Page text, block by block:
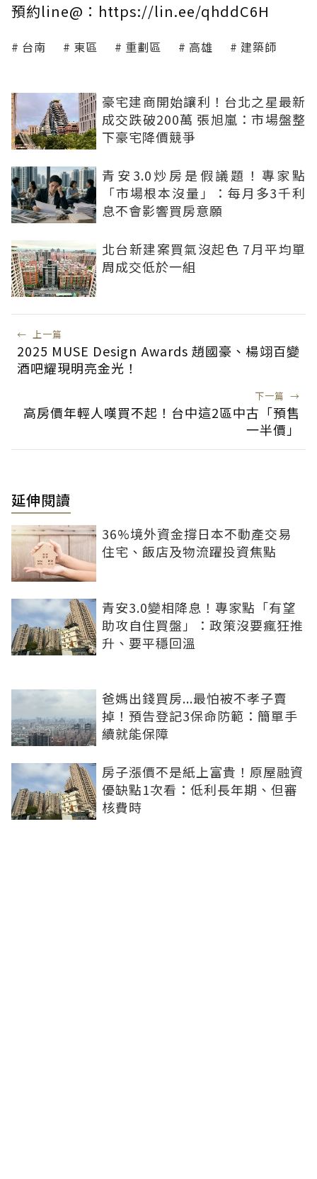
預約line@：https://lin.ee/qhddC6H
台南 東區 重劃區 高雄 建築師
豪宅建商開始讓利！台北之星最新
成交跌破200萬 張旭嵐：市場盤整
下豪宅降價競爭
青安3.0炒房是假議題！專家點
「市場根本沒量」：每月多3千利
息不會影響買房意願
北台新建案買氣沒起色 7月平均單
周成交低於一組
← 上一篇
2025 MUSE Design Awards 趙國豪、楊翊百變
酒吧耀現明亮金光！
下一篇 →
高房價年輕人嘆買不起！台中這2區中古「預售
一半價」
延伸閱讀
36%境外資金撐日本不動產交易
住宅、飯店及物流躍投資焦點
青安3.0變相降息！專家點「有望
助攻自住買盤」：政策沒要瘋狂推
升、要平穩回溫
爸媽出錢買房...最怕被不孝子賣
掉！預告登記3保命防範：簡單手
續就能保障
房子漲價不是紙上富貴！原屋融資
優缺點1次看：低利長年期、但審
核費時